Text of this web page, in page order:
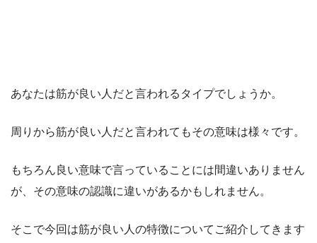
あなたは筋が良い人だと言われるタイプでしょうか。
周りから筋が良い人だと言われてもその意味は様々です。
もちろん良い意味で言っていることには間違いありません
が、その意味の認識に違いがあるかもしれません。
そこで今回は筋が良い人の特徴についてご紹介してきます